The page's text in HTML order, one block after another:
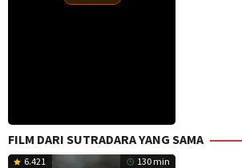
FILM DARI SUTRADARA YANG SAMA
6.421 130 min